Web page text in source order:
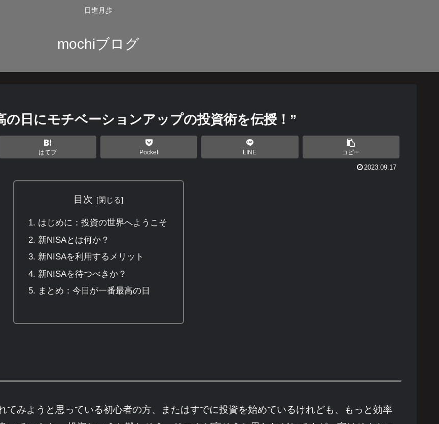
日進月歩
mochiブログ
の日にモチベーションアップの投資術を伝授！”
はてブ Pocket LINE コピー
2023.09.17
目次
はじめに：投資の世界へようこそ
新NISAとは何か？
新NISAを利用するメリット
新NISAを待つべきか？
まとめ：今日が一番最高の日
てみようと思っている初心者の方、またはすでに投資を始めているけれども、もっと効率